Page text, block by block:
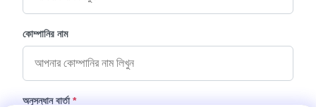
কোম্পানির নাম
অনুসন্ধান বার্তা *